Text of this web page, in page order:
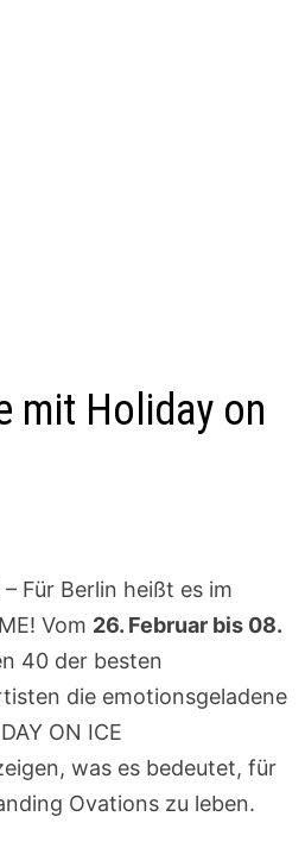
mit Holiday on
Für Berlin heißt es im
Vom 26. Februar bis 08.
40 der besten
die emotionsgeladene
ON ICE
was es bedeutet, für
Ovations zu leben.